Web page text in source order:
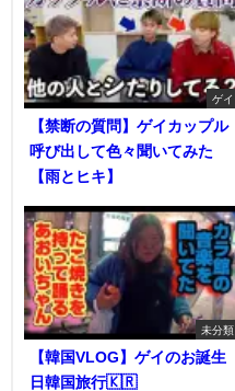
ゲイ
【禁断の質問】ゲイカップル
呼び出して色々聞いてみた
【雨とヒキ】
未分類
【韓国VLOG】ゲイのお誕生
日韓国旅行🇰🇷